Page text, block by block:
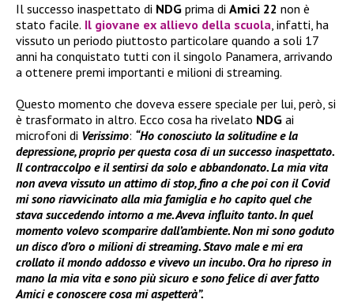
Il successo inaspettato di NDG prima di Amici 22 non è
stato facile. Il giovane ex allievo della scuola, infatti, ha
vissuto un periodo piuttosto particolare quando a soli 17
anni ha conquistato tutti con il singolo Panamera, arrivando
a ottenere premi importanti e milioni di streaming.
Questo momento che doveva essere speciale per lui, però, si
è trasformato in altro. Ecco cosa ha rivelato NDG ai
microfoni di Verissimo: “Ho conosciuto la solitudine e la
depressione, proprio per questa cosa di un successo inaspettato.
Il contraccolpo e il sentirsi da solo e abbandonato. La mia vita
non aveva vissuto un attimo di stop, fino a che poi con il Covid
mi sono riavvicinato alla mia famiglia e ho capito quel che
stava succedendo intorno a me. Aveva influito tanto. In quel
momento volevo scomparire dall’ambiente. Non mi sono goduto
un disco d’oro o milioni di streaming. Stavo male e mi era
crollato il mondo addosso e vivevo un incubo. Ora ho ripreso in
mano la mia vita e sono più sicuro e sono felice di aver fatto
Amici e conoscere cosa mi aspetterà”.